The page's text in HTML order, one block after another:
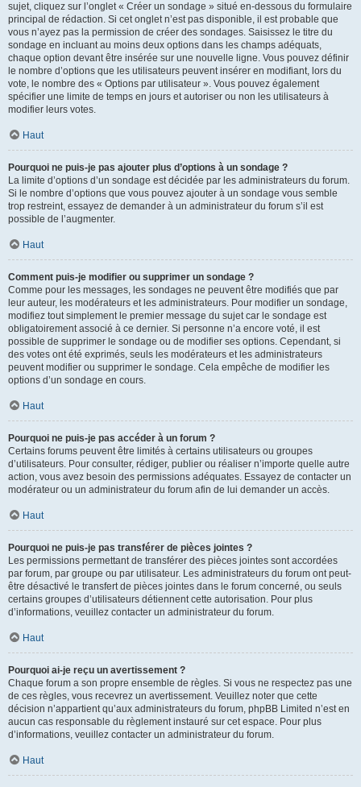
sujet, cliquez sur l’onglet « Créer un sondage » situé en-dessous du formulaire
principal de rédaction. Si cet onglet n’est pas disponible, il est probable que
vous n’ayez pas la permission de créer des sondages. Saisissez le titre du
sondage en incluant au moins deux options dans les champs adéquats,
chaque option devant être insérée sur une nouvelle ligne. Vous pouvez définir
le nombre d’options que les utilisateurs peuvent insérer en modifiant, lors du
vote, le nombre des « Options par utilisateur ». Vous pouvez également
spécifier une limite de temps en jours et autoriser ou non les utilisateurs à
modifier leurs votes.
Haut
Pourquoi ne puis-je pas ajouter plus d’options à un sondage ?
La limite d’options d’un sondage est décidée par les administrateurs du forum.
Si le nombre d’options que vous pouvez ajouter à un sondage vous semble
trop restreint, essayez de demander à un administrateur du forum s’il est
possible de l’augmenter.
Haut
Comment puis-je modifier ou supprimer un sondage ?
Comme pour les messages, les sondages ne peuvent être modifiés que par
leur auteur, les modérateurs et les administrateurs. Pour modifier un sondage,
modifiez tout simplement le premier message du sujet car le sondage est
obligatoirement associé à ce dernier. Si personne n’a encore voté, il est
possible de supprimer le sondage ou de modifier ses options. Cependant, si
des votes ont été exprimés, seuls les modérateurs et les administrateurs
peuvent modifier ou supprimer le sondage. Cela empêche de modifier les
options d’un sondage en cours.
Haut
Pourquoi ne puis-je pas accéder à un forum ?
Certains forums peuvent être limités à certains utilisateurs ou groupes
d’utilisateurs. Pour consulter, rédiger, publier ou réaliser n’importe quelle autre
action, vous avez besoin des permissions adéquates. Essayez de contacter un
modérateur ou un administrateur du forum afin de lui demander un accès.
Haut
Pourquoi ne puis-je pas transférer de pièces jointes ?
Les permissions permettant de transférer des pièces jointes sont accordées
par forum, par groupe ou par utilisateur. Les administrateurs du forum ont peut-
être désactivé le transfert de pièces jointes dans le forum concerné, ou seuls
certains groupes d’utilisateurs détiennent cette autorisation. Pour plus
d’informations, veuillez contacter un administrateur du forum.
Haut
Pourquoi ai-je reçu un avertissement ?
Chaque forum a son propre ensemble de règles. Si vous ne respectez pas une
de ces règles, vous recevrez un avertissement. Veuillez noter que cette
décision n’appartient qu’aux administrateurs du forum, phpBB Limited n’est en
aucun cas responsable du règlement instauré sur cet espace. Pour plus
d’informations, veuillez contacter un administrateur du forum.
Haut